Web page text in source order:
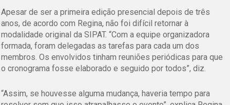
Apesar de ser a primeira edição presencial depois de três
anos, de acordo com Regina, não foi difícil retornar à
modalidade original da SIPAT. “Com a equipe organizadora
formada, foram delegadas as tarefas para cada um dos
membros. Os envolvidos tinham reuniões periódicas para que
o cronograma fosse elaborado e seguido por todos”, diz.
“Assim, se houvesse alguma mudança, haveria tempo para